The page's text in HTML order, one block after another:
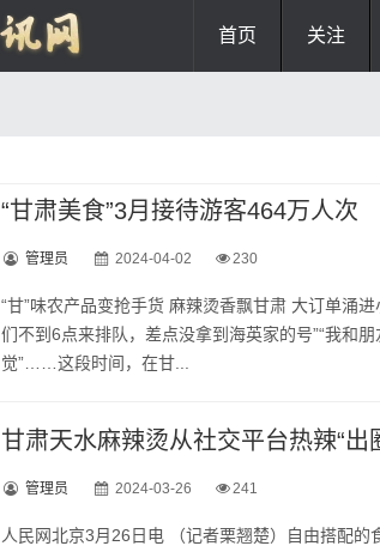
首页 关注
“甘肃美食”3月接待游客464万人次
管理员 2024-04-02 230
“甘”味农产品变抢手货 麻辣烫香飘甘肃 大订单涌
们不到6点来排队，差点没拿到海英家的号”“我和
觉”……这段时间，在甘...
甘肃天水麻辣烫从社交平台热辣“出
管理员 2024-03-26 241
人民网北京3月26日电 （记者栗翘楚）自由搭配